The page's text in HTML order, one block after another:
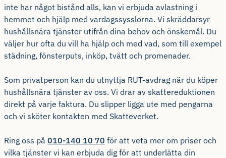
inte har något bistånd alls, kan vi erbjuda avlastning i
hemmet och hjälp med vardagssysslorna. Vi skräddarsyr
hushållsnära tjänster utifrån dina behov och önskemål. Du
väljer hur ofta du vill ha hjälp och med vad, som till exempel
städning, fönsterputs, inköp, tvätt och promenader.
Som privatperson kan du utnyttja RUT-avdrag när du köper
hushållsnära tjänster av oss. Vi drar av skattereduktionen
direkt på varje faktura. Du slipper ligga ute med pengarna
och vi sköter kontakten med Skatteverket.
Ring oss på 010-140 10 70 för att veta mer om priser och
vilka tjänster vi kan erbjuda dig för att underlätta din